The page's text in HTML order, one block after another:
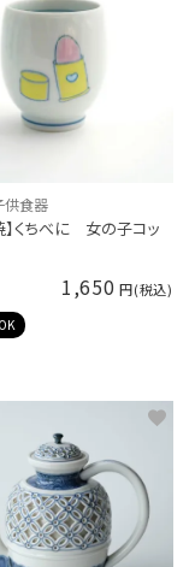
供食器
】くちべに 女の子コッ
1,650